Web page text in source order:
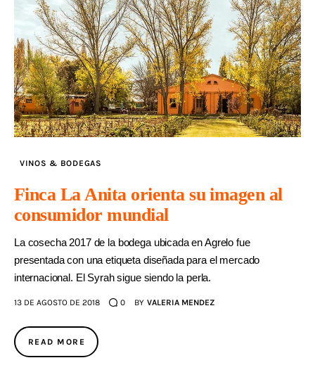
VINOS & BODEGAS
Finca La Anita orienta su imagen al
consumidor mundial
La cosecha 2017 de la bodega ubicada en Agrelo fue
presentada con una etiqueta diseñada para el mercado
internacional. El Syrah sigue siendo la perla.
13 DE AGOSTO DE 2018 0 BY VALERIA MENDEZ
READ MORE